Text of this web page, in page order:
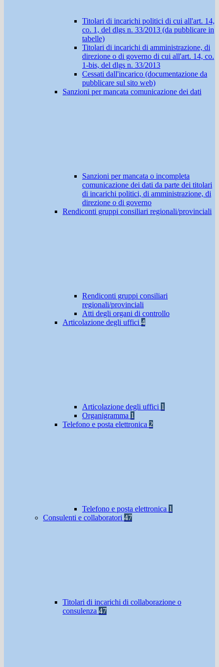
Titolari di incarichi politici di cui all'art. 14,
co. 1, del dlgs n. 33/2013 (da pubblicare in
tabelle)
Titolari di incarichi di amministrazione, di
direzione o di governo di cui all'art. 14, co.
1-bis, del dlgs n. 33/2013
Cessati dall'incarico (documentazione da
pubblicare sul sito web)
Sanzioni per mancata comunicazione dei dati
Sanzioni per mancata o incompleta
comunicazione dei dati da parte dei titolari
di incarichi politici, di amministrazione, di
direzione o di governo
Rendiconti gruppi consiliari regionali/provinciali
Rendiconti gruppi consiliari
regionali/provinciali
Atti degli organi di controllo
Articolazione degli uffici 4
Articolazione degli uffici 1
Organigramma 1
Telefono e posta elettronica 2
Telefono e posta elettronica 1
Consulenti e collaboratori 47
Titolari di incarichi di collaborazione o
consulenza 47